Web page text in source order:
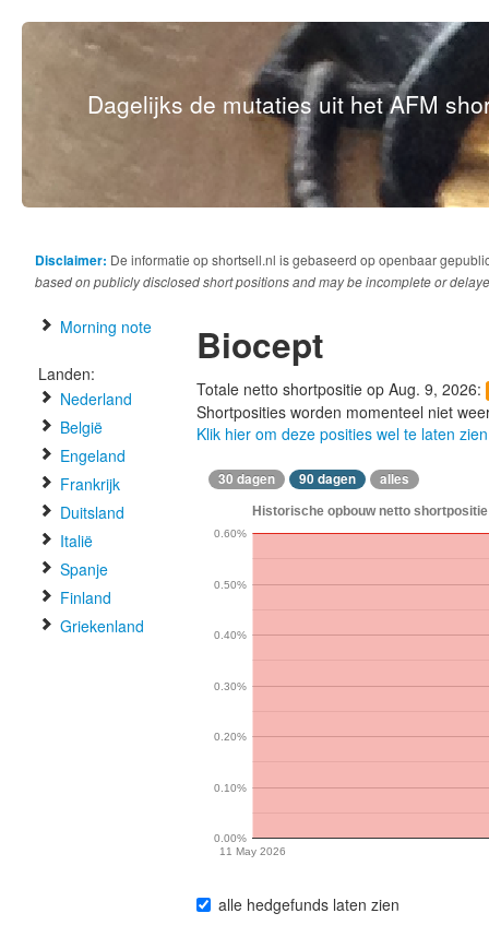
Dagelijks de mutaties uit het AFM
Disclaimer: De informatie op shortsell.nl is gebaseerd op openbaar
based on publicly disclosed short positions and may be incomplete or
Morning note
Landen:
Nederland
België
Engeland
Frankrijk
Duitsland
Italië
Spanje
Finland
Griekenland
Biocept
Totale netto shortpositie op Aug. 9, 2026:
Shortposities worden momenteel niet
Klik hier om deze posities wel te laten zien
30 dagen 90 dagen alles
Historische opbouw netto
11 May 2026
0.00%
0.10%
0.20%
0.30%
0.40%
0.50%
0.60%
alle hedgefunds laten zien